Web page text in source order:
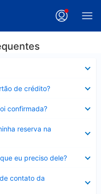
de crédito?
confirmada?
reserva na
eu preciso dele?
contato da